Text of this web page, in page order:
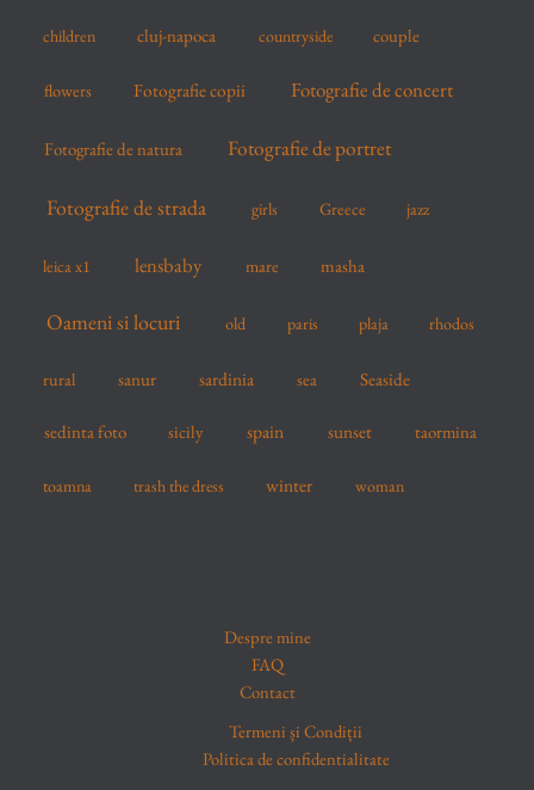
children cluj-napoca countryside couple
flowers Fotografie copii Fotografie de concert
Fotografie de natura Fotografie de portret
Fotografie de strada girls Greece jazz
leica x1 lensbaby mare masha
Oameni si locuri old paris plaja rhodos
rural sanur sardinia sea Seaside
sedinta foto sicily spain sunset taormina
toamna trash the dress winter woman
Despre mine
FAQ
Contact
Termeni și Condiții
Politica de confidentialitate